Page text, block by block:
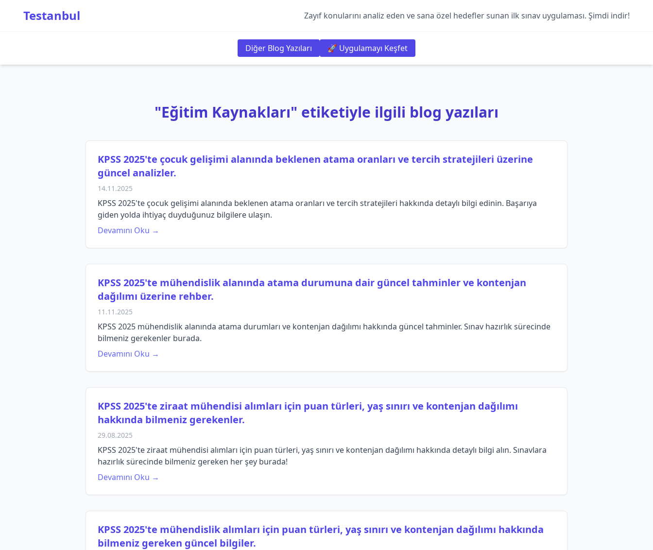
Testanbul Zayıf konularını analiz eden ve sana özel hedefler sunan ilk sınav uygulaması. Şimdi indir!
Diğer Blog Yazıları 🚀 Uygulamayı Keşfet
"Eğitim Kaynakları" etiketiyle ilgili blog yazıları
KPSS 2025'te çocuk gelişimi alanında beklenen atama oranları ve tercih stratejileri üzerine
güncel analizler.
14.11.2025
KPSS 2025'te çocuk gelişimi alanında beklenen atama oranları ve tercih stratejileri hakkında detaylı bilgi edinin. Başarıya
giden yolda ihtiyaç duyduğunuz bilgilere ulaşın.
Devamını Oku →
KPSS 2025'te mühendislik alanında atama durumuna dair güncel tahminler ve kontenjan
dağılımı üzerine rehber.
11.11.2025
KPSS 2025 mühendislik alanında atama durumları ve kontenjan dağılımı hakkında güncel tahminler. Sınav hazırlık sürecinde
bilmeniz gerekenler burada.
Devamını Oku →
KPSS 2025'te ziraat mühendisi alımları için puan türleri, yaş sınırı ve kontenjan dağılımı
hakkında bilmeniz gerekenler.
29.08.2025
KPSS 2025'te ziraat mühendisi alımları için puan türleri, yaş sınırı ve kontenjan dağılımı hakkında detaylı bilgi alın. Sınavlara
hazırlık sürecinde bilmeniz gereken her şey burada!
Devamını Oku →
KPSS 2025'te mühendislik alımları için puan türleri, yaş sınırı ve kontenjan dağılımı hakkında
bilmeniz gereken güncel bilgiler.